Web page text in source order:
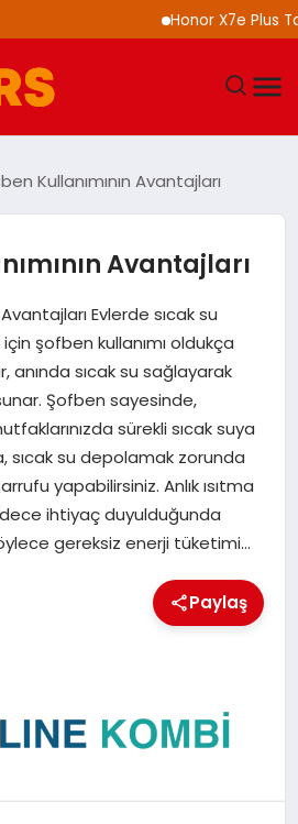
Honor X7e Plus
Kullanımının Avantajları
Avantajları
Evlerde sıcak su
için şofben kullanımı oldukça
anında sıcak su sağlayarak
Şofben sayesinde,
sürekli sıcak suya
sıcak su depolamak zorunda
yapabilirsiniz. Anlık ısıtma
ihtiyaç duyulduğunda
gereksiz enerji tüketimi…
Paylaş